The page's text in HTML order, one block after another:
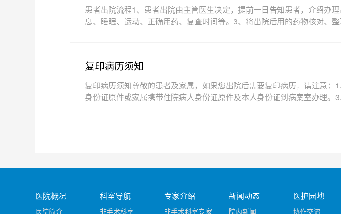
患者出院流程1、患者出院由主管医生决定，提前一日告知患者，介绍办
息、睡眠、运动、正确用药、复查时间等。3、将出院后用的药物核对、
复印病历须知
复印病历须知尊敬的患者及家属，如果您出院后需要复印病历，请注意
身份证原件或家属携带住院病人身份证原件及本人身份证到病案室办理
医院概况
医院简介
科室导航
非手术科室
专家介绍
非手术科室专家
新闻动态
院内新闻
医护园地
协作交流